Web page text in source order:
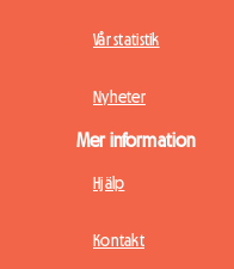
Vår statistik
Nyheter
Mer information
Hjälp
Kontakt